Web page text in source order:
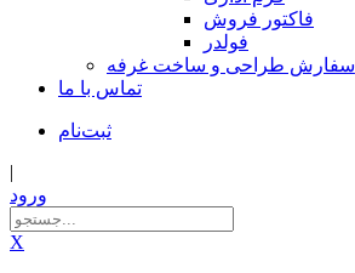
فاکتور فروش
فولدر
سفارش طراحی و ساخت غرفه
تماس با ما
ثبت‌نام
|
ورود
X